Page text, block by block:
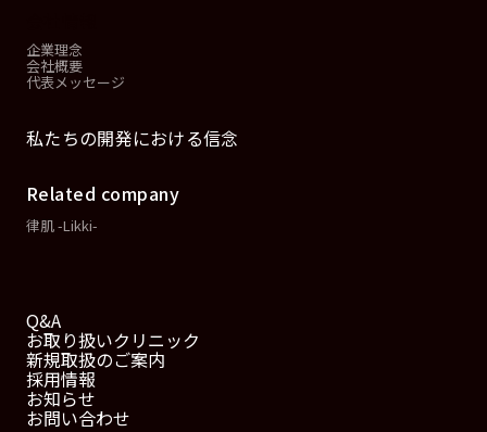
企業理念
会社概要
代表メッセージ
私たちの開発における信念
Related company
律肌 -Likki-
Q&A
お取り扱いクリニック
新規取扱のご案内
採用情報
お知らせ
お問い合わせ